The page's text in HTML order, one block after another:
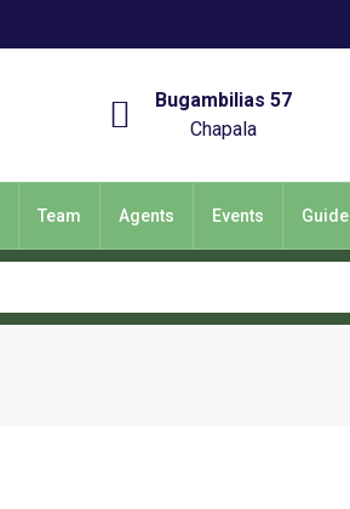
Bugambilias 57
Chapala
Team Agents Events Guide